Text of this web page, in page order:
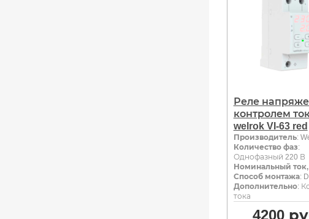
Реле
контролем
welrok VI-63 red
Производитель:
Количество фаз:
Однофазный 220 В
Номинальный
Способ монтажа:
Дополнительно:
тока
4200